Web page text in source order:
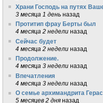
Храни Господь на путях
3 месяца 1 день назад
Протитип фрау Берты был
4 месяца 2 недели назад
Сейчас будет
4 месяца 2 недели назад
Продолжение.
4 месяца 3 недели назад
Впечатления
4 месяца 3 недели назад
О семье архимандрита
5 месяцев 2 дня назад